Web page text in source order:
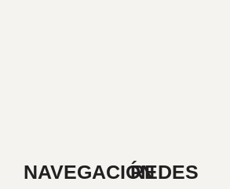
NAVEGACIÓNREDES